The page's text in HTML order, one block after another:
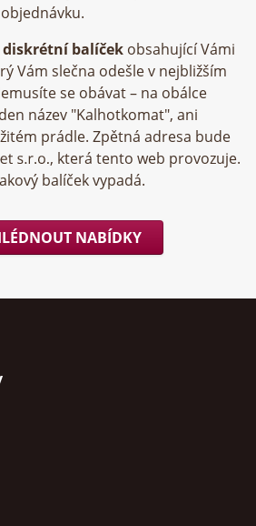
diskrétní balíček obsahující Vámi
Vám slečna odešle v nejbližším
se obávat – na obálce
název "Kalhotkomat", ani
prádle. Zpětná adresa bude
, která tento web provozuje.
balíček vypadá.
NABÍDKY